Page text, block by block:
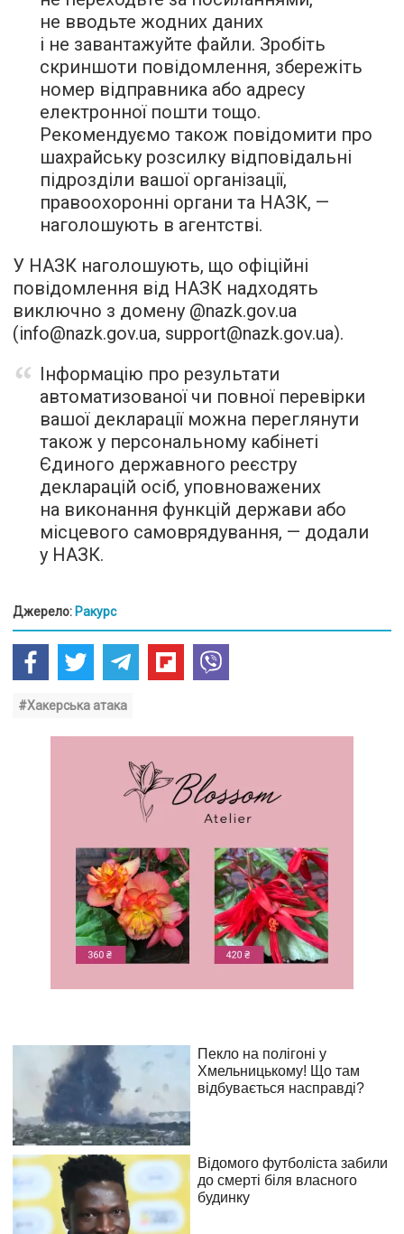
не вводьте жодних даних
і не завантажуйте файли. Зробіть
скриншоти повідомлення, збережіть
номер відправника або адресу
електронної пошти тощо.
Рекомендуємо також повідомити про
шахрайську розсилку відповідальні
підрозділи вашої організації,
правоохоронні органи та НАЗК, —
наголошують в агентстві.
У НАЗК наголошують, що офіційні
повідомлення від НАЗК надходять
виключно з домену @nazk.gov.ua
(info@nazk.gov.ua, support@nazk.gov.ua).
Інформацію про результати
автоматизованої чи повної перевірки
вашої декларації можна переглянути
також у персональному кабінеті
Єдиного державного реєстру
декларацій осіб, уповноважених
на виконання функцій держави або
місцевого самоврядування, — додали
у НАЗК.
Джерело: Ракурс
#Хакерська атака